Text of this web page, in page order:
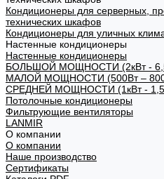
Кондиционеры для серверных,
технических шкафов
Кондиционеры для уличных
Настенные кондиционеры
Настенные кондиционеры
БОЛЬШОЙ МОЩНОСТИ (2кВт -
МАЛОЙ МОЩНОСТИ (500Вт –
СРЕДНЕЙ МОЩНОСТИ (1кВт -
Потолочные кондиционеры
Фильтрующие вентиляторы
LANMIR
О компании
О компании
Наше производство
Сертификаты